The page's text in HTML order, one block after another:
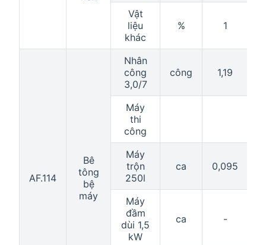
Vật
liệu
khác
% 1
AF.114
Bê
tông
bệ
máy
Nhân
công
3,0/7
công 1,19
Máy
thi
công
Máy
trộn
250l
ca 0,095
Máy
đầm
dùi 1,5
kW
ca -